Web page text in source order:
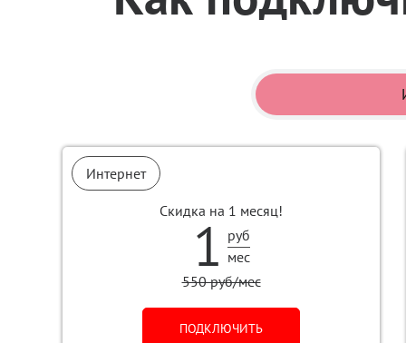
Интернет
Скидка на 1 месяц!
1 руб
мес
550 руб/мес
ПОДКЛЮЧИТЬ